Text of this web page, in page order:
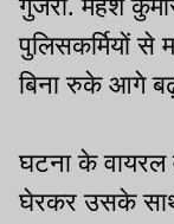
गुजरी. महेश
पुलिसकर्मियों से
बिना रुके आगे
घटना के वायरल
घेरकर उसके साथ